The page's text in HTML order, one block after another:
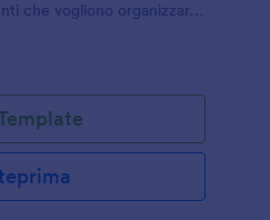
che vogliono organizzare